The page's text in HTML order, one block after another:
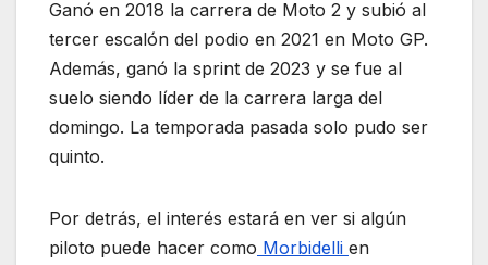
Ganó en 2018 la carrera de Moto 2 y subió al
tercer escalón del podio en 2021 en Moto GP.
Además, ganó la sprint de 2023 y se fue al
suelo siendo líder de la carrera larga del
domingo. La temporada pasada solo pudo ser
quinto.
Por detrás, el interés estará en ver si algún
piloto puede hacer como Morbidelli en